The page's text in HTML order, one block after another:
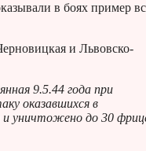
в боях пример
и Львовско-
9.5.44 года при
оказавшихся в
и уничтожено до 30